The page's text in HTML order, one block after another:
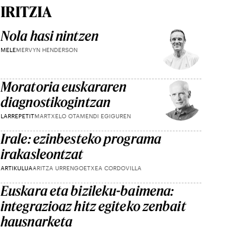
IRITZIA
Nola hasi nintzen
MELEMERVYN HENDERSON
Moratoria euskararen
diagnostikogintzan
LARREPETITMARTXELO OTAMENDI EGIGUREN
Irale: ezinbesteko programa
irakasleontzat
ARTIKULUAARITZA URRENGOETXEA CORDOVILLA
Euskara eta bizileku-baimena:
integrazioaz hitz egiteko zenbait
hausnarketa